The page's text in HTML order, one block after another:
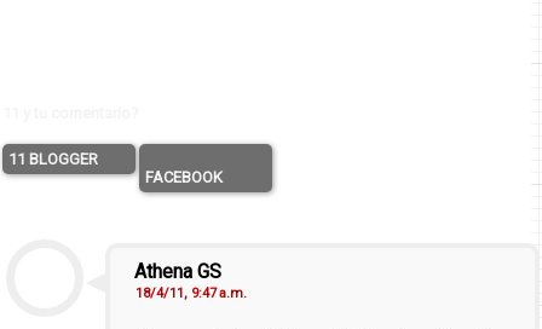
11 BLOGGER
FACEBOOK
Athena GS
18/4/11, 9:47 a.m.